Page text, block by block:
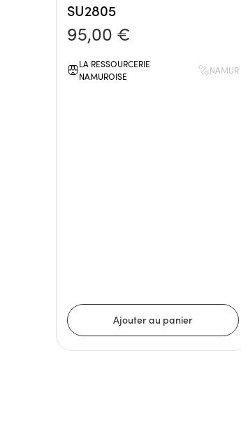
SU2805
95,00 €
LA RESSOURCERIE
NAMUROISE
NAMUR